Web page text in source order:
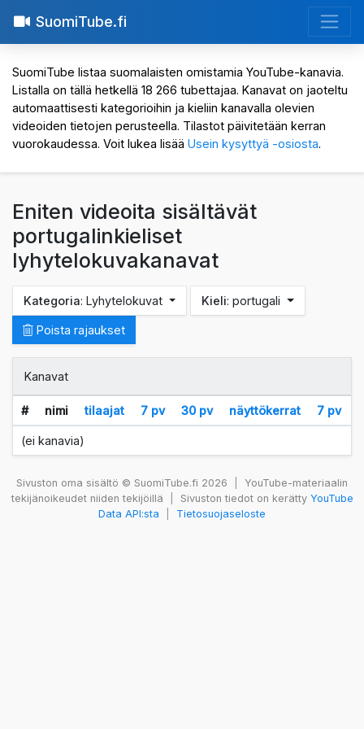
SuomiTube.fi
SuomiTube listaa suomalaisten omistamia YouTube-kanavia.
Listalla on tällä hetkellä 18 266 tubettajaa. Kanavat on jaoteltu
automaattisesti kategorioihin ja kieliin kanavalla olevien
videoiden tietojen perusteella. Tilastot päivitetään kerran
vuorokaudessa. Voit lukea lisää Usein kysyttyä -osiosta.
Eniten videoita sisältävät
portugalinkieliset
lyhytelokuvakanavat
Kategoria: Lyhytelokuvat Kieli: portugali
Poista rajaukset
Kanavat
# nimi tilaajat 7 pv 30 pv näyttökerrat 7 pv
(ei kanavia)
Sivuston oma sisältö © SuomiTube.fi 2026
YouTube-materiaalin
tekijänoikeudet niiden tekijöillä
Sivuston tiedot on kerätty YouTube
Data API:sta
Tietosuojaseloste